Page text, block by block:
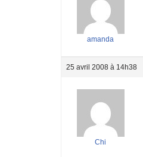
amanda
25 avril 2008 à 14h38
Chi